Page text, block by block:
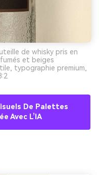
de whisky pris en
et beiges
typographie premium,
De Palettes
Avec L’IA